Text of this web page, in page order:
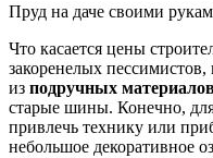
Пруд на даче своими
Что касается цены
закоренелых
из подручных
старые шины. Конечно,
привлечь технику или
небольшое декоративное